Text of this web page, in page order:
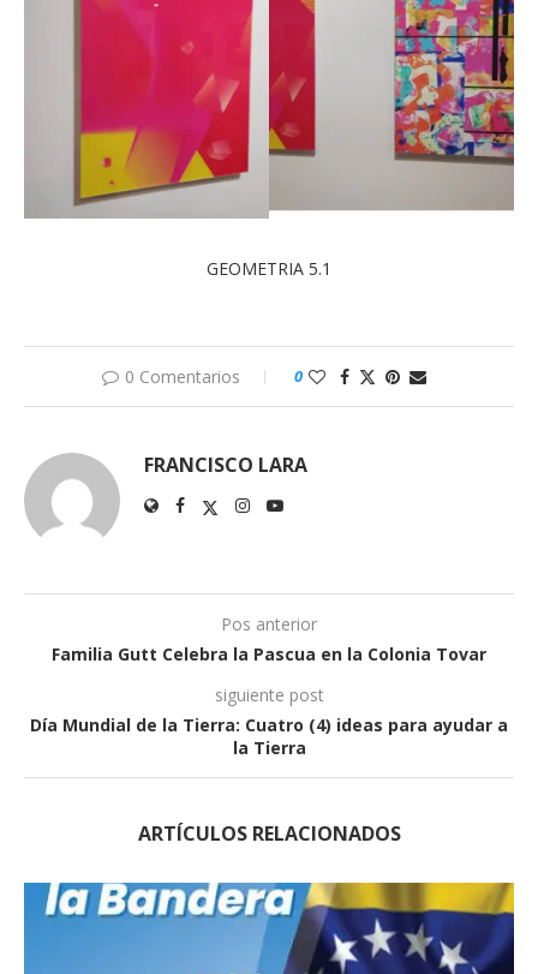
GEOMETRIA 5.1
0 Comentarios 0
FRANCISCO LARA
Pos anterior
Familia Gutt Celebra la Pascua en la Colonia Tovar
siguiente post
Día Mundial de la Tierra: Cuatro (4) ideas para ayudar a
la Tierra
ARTÍCULOS RELACIONADOS